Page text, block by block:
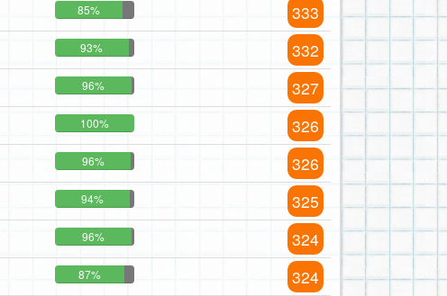
85% 333
93% 332
96% 327
100% 326
96% 326
94% 325
96% 324
87% 324